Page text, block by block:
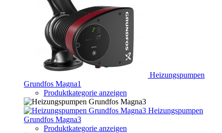
Heizungspumpen
Grundfos Magna1
Produktkategorie anzeigen
Heizungspumpen
Grundfos Magna3
Produktkategorie anzeigen